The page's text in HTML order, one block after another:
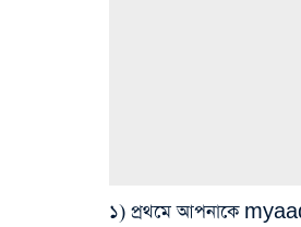
১) প্রথমে আপনাকে